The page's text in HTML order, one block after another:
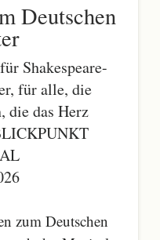
Deutschen
Shakespeare-
für alle, die
die das Herz
zum Deutschen